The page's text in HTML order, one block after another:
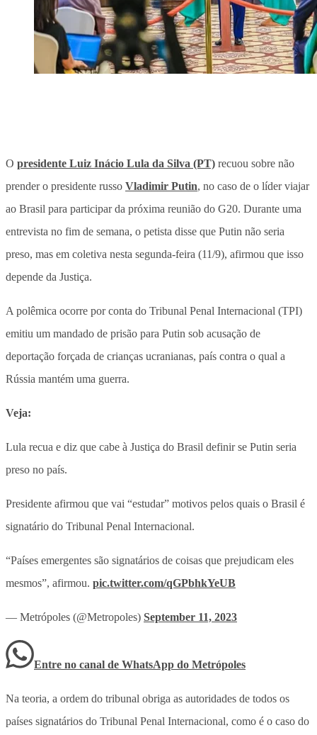
O presidente Luiz Inácio Lula da Silva (PT) recuou sobre não
prender o presidente russo Vladimir Putin, no caso de o líder viajar
ao Brasil para participar da próxima reunião do G20. Durante uma
entrevista no fim de semana, o petista disse que Putin não seria
preso, mas em coletiva nesta segunda-feira (11/9), afirmou que isso
depende da Justiça.
A polêmica ocorre por conta do Tribunal Penal Internacional (TPI)
emitiu um mandado de prisão para Putin sob acusação de
deportação forçada de crianças ucranianas, país contra o qual a
Rússia mantém uma guerra.
Veja:
Lula recua e diz que cabe à Justiça do Brasil definir se Putin seria
preso no país.
Presidente afirmou que vai “estudar” motivos pelos quais o Brasil é
signatário do Tribunal Penal Internacional.
“Países emergentes são signatários de coisas que prejudicam eles
mesmos”, afirmou. pic.twitter.com/qGPbhkYeUB
— Metrópoles (@Metropoles) September 11, 2023
Entre no canal de WhatsApp do Metrópoles
Na teoria, a ordem do tribunal obriga as autoridades de todos os
países signatários do Tribunal Penal Internacional, como é o caso do